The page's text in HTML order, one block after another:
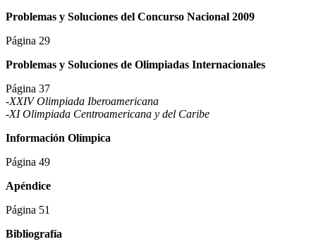
Problemas y Soluciones del Concurso Nacional 2009
Página 29
Problemas y Soluciones de Olimpiadas Internacionales
Página 37
-XXIV Olimpiada Iberoamericana
-XI Olimpiada Centroamericana y del Caribe
Información Olímpica
Página 49
Apéndice
Página 51
Bibliografía